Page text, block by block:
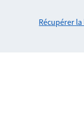
Récupérer